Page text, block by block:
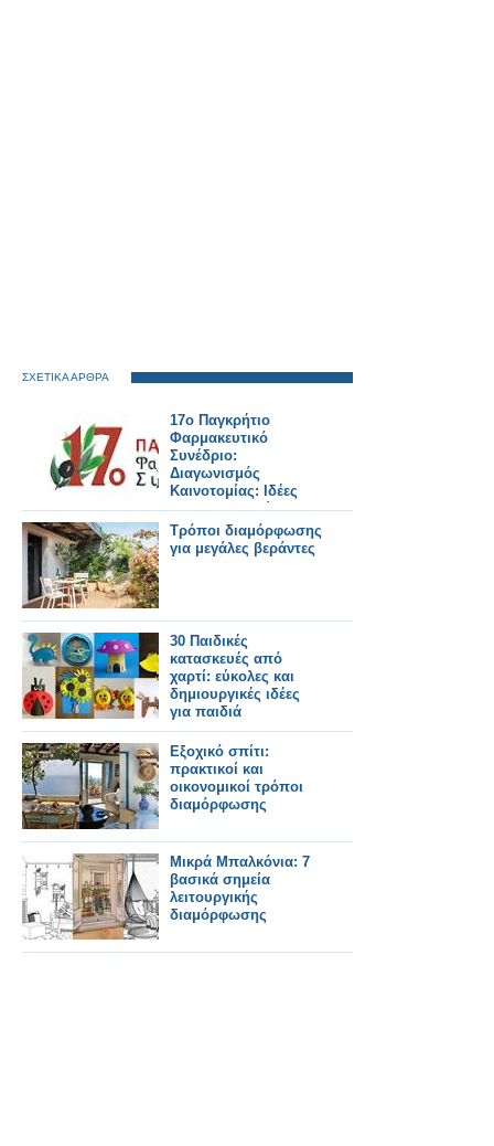
ΣΧΕΤΙΚΑ ΑΡΘΡΑ
17ο Παγκρήτιο
Φαρμακευτικό
Συνέδριο:
Διαγωνισμός
Καινοτομίας: Ιδέες
που διαμορφώνουν
το φαρμακείο του
αύριο
Τρόποι διαμόρφωσης
για μεγάλες βεράντες
30 Παιδικές
κατασκευές από
χαρτί: εύκολες και
δημιουργικές ιδέες
για παιδιά
Εξοχικό σπίτι:
πρακτικοί και
οικονομικοί τρόποι
διαμόρφωσης
Μικρά Μπαλκόνια: 7
βασικά σημεία
λειτουργικής
διαμόρφωσης